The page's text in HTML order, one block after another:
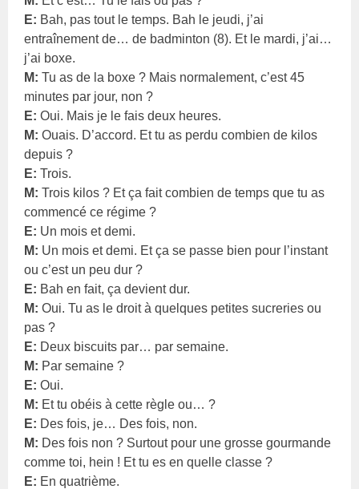
E: Bah, pas tout le temps. Bah le jeudi, j’ai
entraînement de… de badminton (8). Et le mardi, j’ai…
j’ai boxe.
M: Tu as de la boxe ? Mais normalement, c’est 45
minutes par jour, non ?
E: Oui. Mais je le fais deux heures.
M: Ouais. D’accord. Et tu as perdu combien de kilos
depuis ?
E: Trois.
M: Trois kilos ? Et ça fait combien de temps que tu as
commencé ce régime ?
E: Un mois et demi.
M: Un mois et demi. Et ça se passe bien pour l’instant
ou c’est un peu dur ?
E: Bah en fait, ça devient dur.
M: Oui. Tu as le droit à quelques petites sucreries ou
pas ?
E: Deux biscuits par… par semaine.
M: Par semaine ?
E: Oui.
M: Et tu obéis à cette règle ou… ?
E: Des fois, je… Des fois, non.
M: Des fois non ? Surtout pour une grosse gourmande
comme toi, hein ! Et tu es en quelle classe ?
E: En quatrième.